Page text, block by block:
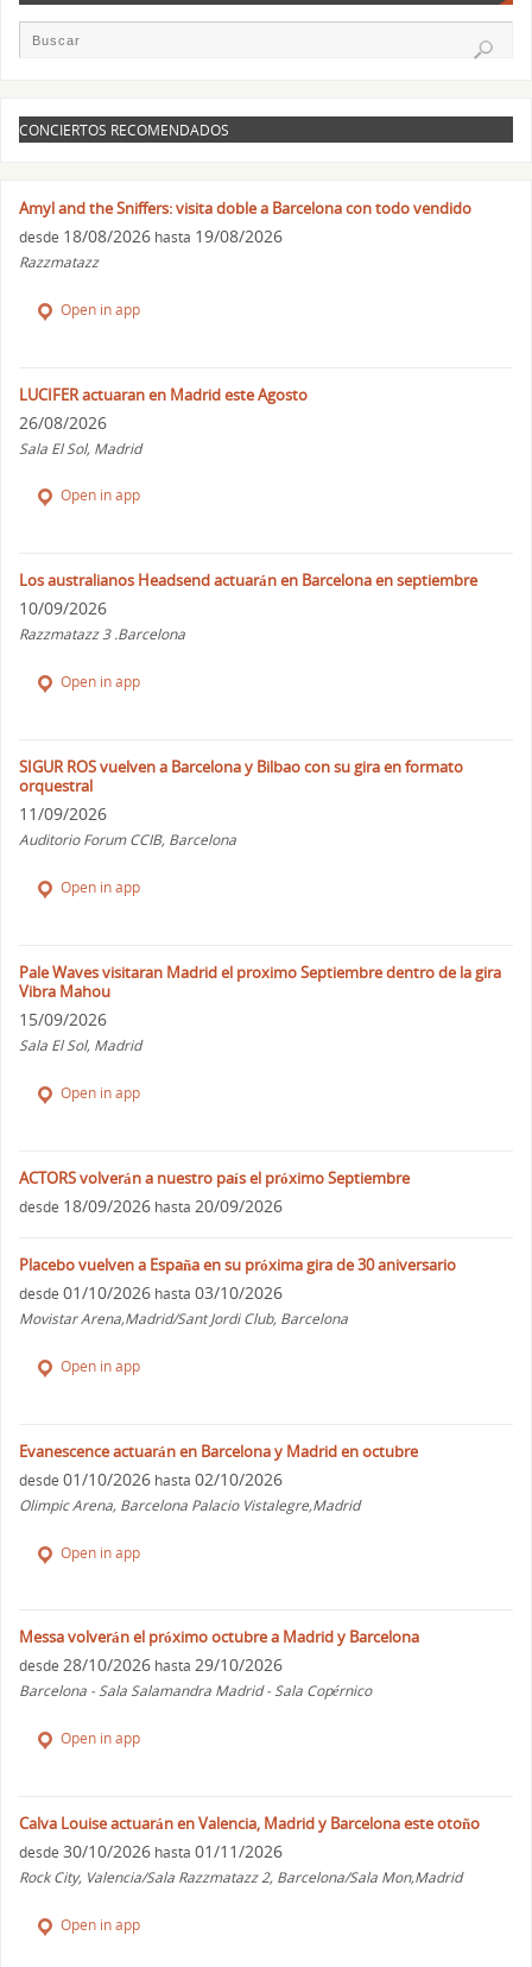
CONCIERTOS RECOMENDADOS
Amyl and the Sniffers: visita doble a Barcelona con todo vendido
desde 18/08/2026 hasta 19/08/2026
Razzmatazz
Open in app
LUCIFER actuaran en Madrid este Agosto
26/08/2026
Sala El Sol, Madrid
Open in app
Los australianos Headsend actuarán en Barcelona en septiembre
10/09/2026
Razzmatazz 3 .Barcelona
Open in app
SIGUR ROS vuelven a Barcelona y Bilbao con su gira en formato
orquestral
11/09/2026
Auditorio Forum CCIB, Barcelona
Open in app
Pale Waves visitaran Madrid el proximo Septiembre dentro de la gira
Vibra Mahou
15/09/2026
Sala El Sol, Madrid
Open in app
ACTORS volverán a nuestro país el próximo Septiembre
desde 18/09/2026 hasta 20/09/2026
Placebo vuelven a España en su próxima gira de 30 aniversario
desde 01/10/2026 hasta 03/10/2026
Movistar Arena,Madrid/Sant Jordi Club, Barcelona
Open in app
Evanescence actuarán en Barcelona y Madrid en octubre
desde 01/10/2026 hasta 02/10/2026
Olimpic Arena, Barcelona Palacio Vistalegre,Madrid
Open in app
Messa volverán el próximo octubre a Madrid y Barcelona
desde 28/10/2026 hasta 29/10/2026
Barcelona - Sala Salamandra Madrid - Sala Copérnico
Open in app
Calva Louise actuarán en Valencia, Madrid y Barcelona este otoño
desde 30/10/2026 hasta 01/11/2026
Rock City, Valencia/Sala Razzmatazz 2, Barcelona/Sala Mon,Madrid
Open in app